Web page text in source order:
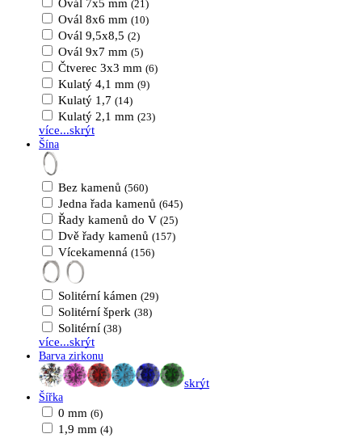
Ovál 7x5 mm (21)
Ovál 8x6 mm (10)
Ovál 9,5x8,5 (2)
Ovál 9x7 mm (5)
Čtverec 3x3 mm (6)
Kulatý 4,1 mm (9)
Kulatý 1,7 (14)
Kulatý 2,1 mm (23)
více...skrýt
Šína
Bez kamenů (560)
Jedna řada kamenů (645)
Řady kamenů do V (25)
Dvě řady kamenů (157)
Vícekamenná (156)
Solitérní kámen (29)
Solitérní šperk (38)
Solitérní (38)
více...skrýt
Barva zirkonu
skrýt
Šířka
0 mm (6)
1,9 mm (4)